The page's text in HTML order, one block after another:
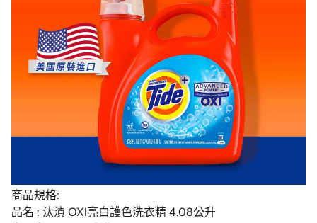
商品規格:
品名 : 汰漬 OXI亮白護色洗衣精 4.08公升